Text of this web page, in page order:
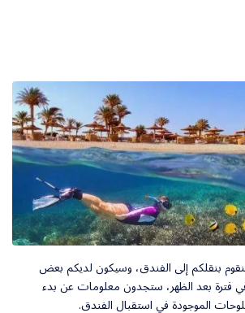
بنقلكم إلى الفندق، وسيكون لديكم بعض
فترة بعد الظهر، ستجدون معلومات عن بدء
الموجودة في استقبال الفندق.